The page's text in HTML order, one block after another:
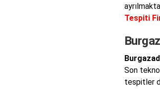
Tespiti
Son
tespitler